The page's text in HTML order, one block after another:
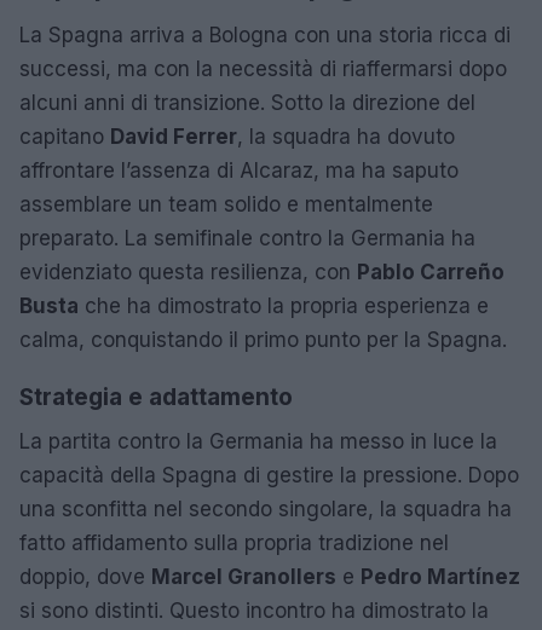
La Spagna arriva a Bologna con una storia ricca di
successi, ma con la necessità di riaffermarsi dopo
alcuni anni di transizione. Sotto la direzione del
capitano David Ferrer, la squadra ha dovuto
affrontare l’assenza di Alcaraz, ma ha saputo
assemblare un team solido e mentalmente
preparato. La semifinale contro la Germania ha
evidenziato questa resilienza, con Pablo Carreño
Busta che ha dimostrato la propria esperienza e
calma, conquistando il primo punto per la Spagna.
Strategia e adattamento
La partita contro la Germania ha messo in luce la
capacità della Spagna di gestire la pressione. Dopo
una sconfitta nel secondo singolare, la squadra ha
fatto affidamento sulla propria tradizione nel
doppio, dove Marcel Granollers e Pedro Martínez
si sono distinti. Questo incontro ha dimostrato la